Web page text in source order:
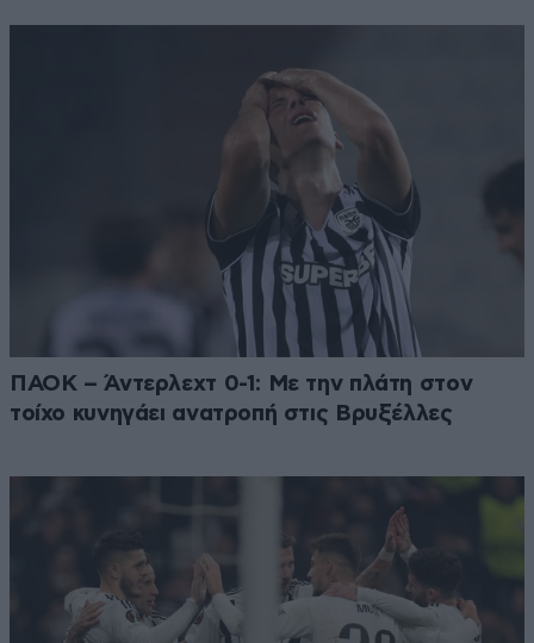
ΠΑΟΚ – Άντερλεχτ 0-1: Με την πλάτη στον
τοίχο κυνηγάει ανατροπή στις Βρυξέλλες